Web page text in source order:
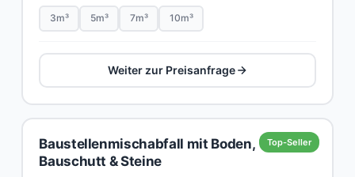
3m³ 5m³ 7m³ 10m³
Weiter zur Preisanfrage
Top-Seller
Baustellenmischabfall mit Boden,
Bauschutt & Steine